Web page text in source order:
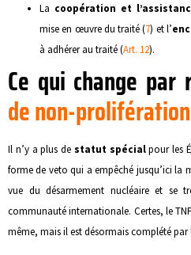
La coopération et
mise en œuvre du traité (7) et l’
à adhérer au traité (Art. 12).
Ce qui change par
de non-prolifération
Il n’y a plus de statut spécialpour les
forme de veto qui a empêché jusqu’ici
vue du désarmement nucléaire et se
communauté internationale. Certes, le
même, mais il est désormais complété par